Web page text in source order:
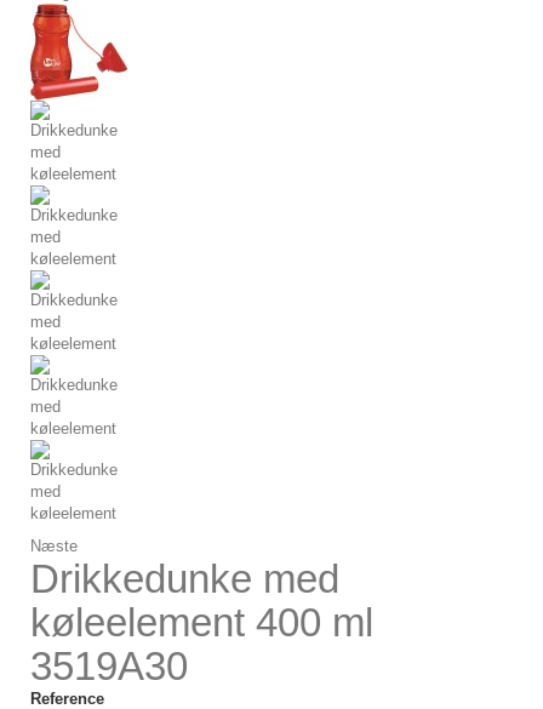
Næste
Drikkedunke med
køleelement 400 ml
3519A30
Reference